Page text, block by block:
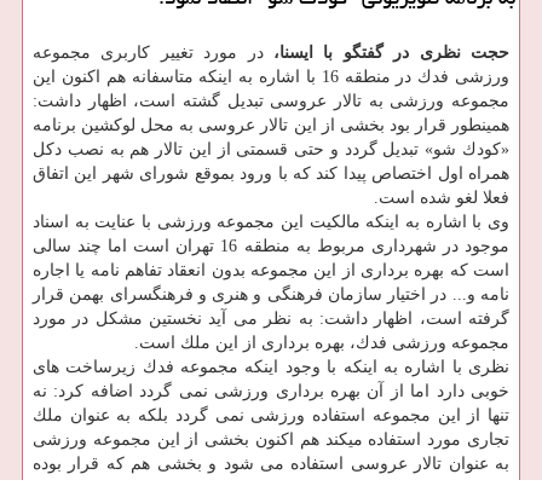
حجت نظری در گفتگو با ایسنا،در مورد تغییر كاربری مجموعه
ورزشی فدك در منطقه 16 با اشاره به اینكه متاسفانه هم اكنون این
مجموعه ورزشی به تالار عروسی تبدیل گشته است، اظهار داشت:
همینطور قرار بود بخشی از این تالار عروسی به محل لوكشین برنامه
«كودك شو» تبدیل گردد و حتی قسمتی از این تالار هم به نصب دكل
همراه اول اختصاص پیدا كند كه با ورود بموقع شورای شهر این اتفاق
فعلا لغو شده است.
وی با اشاره به اینكه مالكیت این مجموعه ورزشی با عنایت به اسناد
موجود در شهرداری مربوط به منطقه 16 تهران است اما چند سالی
است كه بهره برداری از این مجموعه بدون انعقاد تفاهم نامه یا اجاره
نامه و... در اختیار سازمان فرهنگی و هنری و فرهنگسرای بهمن قرار
گرفته است، اظهار داشت: به نظر می آید نخستین مشكل در مورد
مجموعه ورزشی فدك، بهره برداری از این ملك است.
نظری با اشاره به اینكه با وجود اینكه مجموعه فدك زیرساخت های
خوبی دارد اما از آن بهره برداری ورزشی نمی گردد اضافه كرد: نه
تنها از این مجموعه استفاده ورزشی نمی گردد بلكه به عنوان ملك
تجاری مورد استفاده میكند هم اكنون بخشی از این مجموعه ورزشی
به عنوان تالار عروسی استفاده می شود و بخشی هم كه قرار بوده